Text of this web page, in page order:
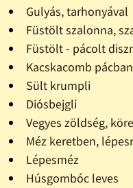
Gulyás, tarhonyával
Füstölt szalonna,
Füstölt - pácolt
Kacskacomb
Sült krumpli
Diósbejgli
Vegyes zöldség,
Méz keretben,
Lépesméz
Húsgombóc leves